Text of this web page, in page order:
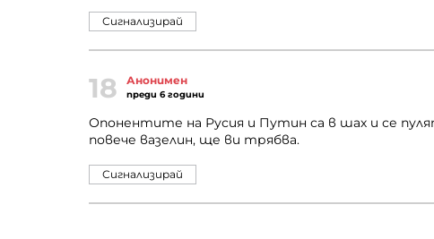
Сигнализирай
18 Анонимен
преди 6 години
Опонентите на Русия и Путин са в шах и се
повече вазелин, ще ви трябва.
Сигнализирай